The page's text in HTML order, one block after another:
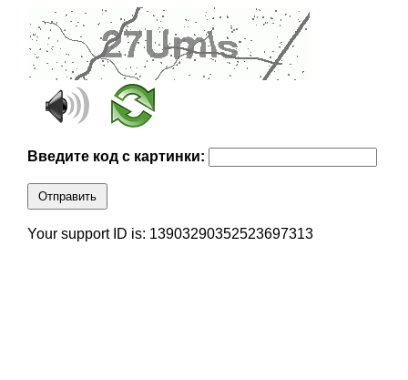
Введите код с картинки:
Отправить
Your support ID is: 13903290352523697313